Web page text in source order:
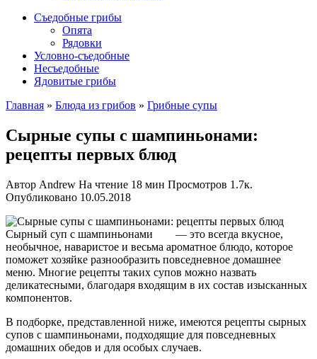
Съедобные грибы
Опята
Рядовки
Условно-съедобные
Несъедобные
Ядовитые грибы
Главная » Блюда из грибов » Грибные супы
Сырные супы с шампиньонами:
рецепты первых блюд
Автор Andrew На чтение 18 мин Просмотров 1.7к.
Опубликовано 10.05.2018
Сырный суп с шампиньонами — это всегда вкусное,
необычное, наваристое и весьма ароматное блюдо, которое
поможет хозяйке разнообразить повседневное домашнее
меню. Многие рецепты таких супов можно назвать
деликатесными, благодаря входящим в их состав изысканных
компонентов.
В подборке, представленной ниже, имеются рецепты сырных
супов с шампиньонами, подходящие для повседневных
домашних обедов и для особых случаев.